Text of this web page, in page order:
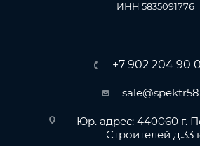
ИНН 5835091776
+7 902 204 90
Юр. адрес: 440060 г.
Строителей д.33